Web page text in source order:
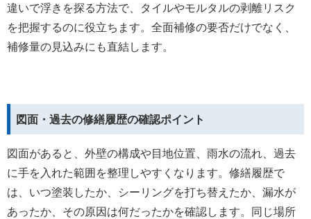
違いで浮きを探る方法で、タイルやモルタルの剥離リスク
を把握するのに役立ちます。全面補修の要否だけでなく、
補修量の見込みにも直結します。
図面・過去の修繕履歴の確認ポイント
図面があると、外壁の構成や目地位置、雨水の流れ、過去
に手を入れた範囲を整理しやすくなります。修繕履歴で
は、いつ塗装したか、シーリングを打ち替えたか、漏水が
あったか、その原因は何だったかを確認します。同じ場所